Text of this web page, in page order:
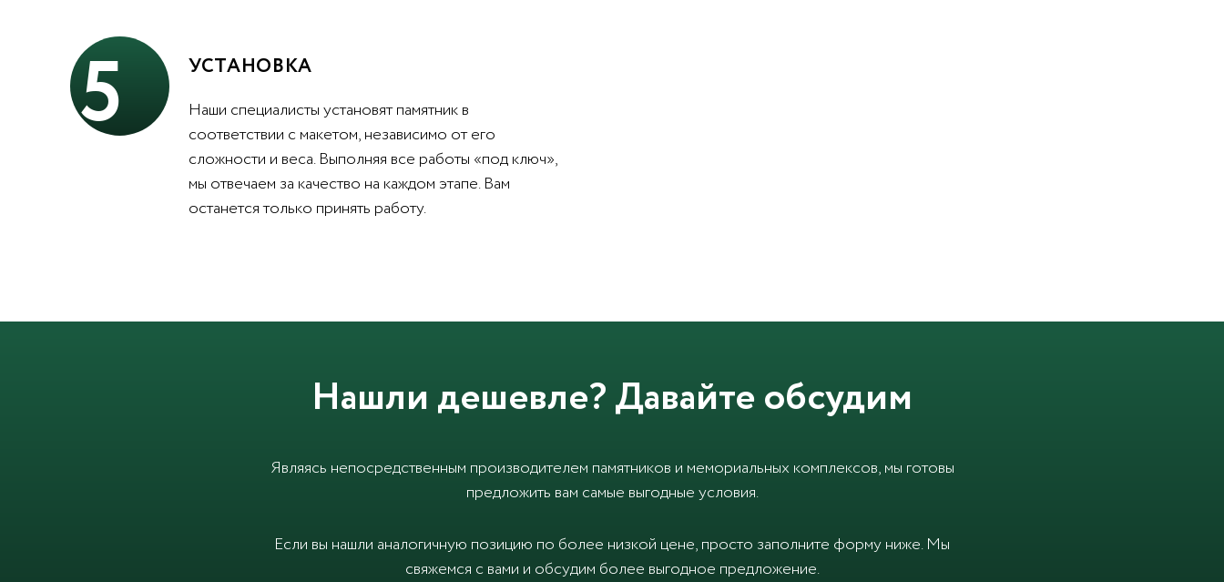
5 УСТАНОВКА
Наши специалисты установят памятник в
соответствии с макетом, независимо от его
сложности и веса. Выполняя все работы «под ключ»,
мы отвечаем за качество на каждом этапе. Вам
останется только принять работу.
Нашли дешевле? Давайте обсудим
Являясь непосредственным производителем памятников и мемориальных комплексов, мы готовы
предложить вам самые выгодные условия.
Если вы нашли аналогичную позицию по более низкой цене, просто заполните форму ниже. Мы
свяжемся с вами и обсудим более выгодное предложение.